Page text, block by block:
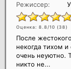
Режиссер:
Оценка: 8.8/10 (38)
После
некогда тихом
очень неуютно.
никто не...